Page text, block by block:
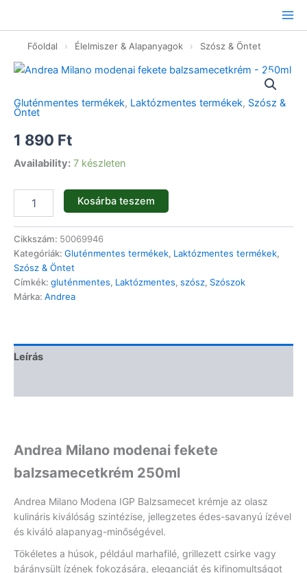
tartalomhoz
Főoldal › Élelmiszer & Alapanyagok › Szósz & Öntet
Gluténmentes termékek, Laktózmentes termékek, Szósz &
Öntet
1 890 Ft
Availability: 7 készleten
Andrea
fekete
-
250ml
mennyiség
Kosárba teszem
Cikkszám: 50069946
Kategóriák: Gluténmentes termékek, Laktózmentes termékek,
Szósz & Öntet
Címkék: gluténmentes, Laktózmentes, szósz, Szószok
Márka: Andrea
Leírás
Andrea Milano modenai fekete
balzsamecetkrém 250ml
Andrea Milano Modena IGP Balzsamecet krémje az olasz
kulináris kiválóság szintézise, jellegzetes édes-savanyú ízével
és kiváló alapanyag-minőségével.
Tökéletes a húsok, például marhafilé, grillezett csirke vagy
báránysült ízének fokozására, eleganciát és kifinomultságot